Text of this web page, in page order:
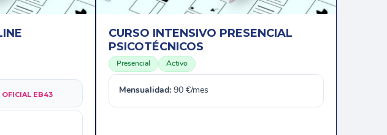
OFICIAL EB43
CURSO INTENSIVO PRESENCIAL
PSICOTÉCNICOS
Presencial Activo
Mensualidad:90 €/mes